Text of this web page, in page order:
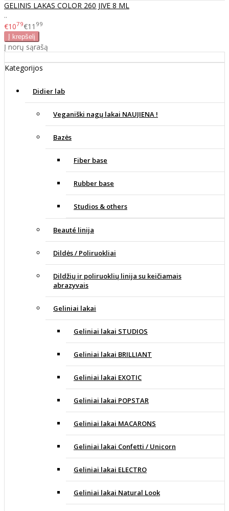
GELINIS LAKAS COLOR 260 JIVE 8 ML
..
€1079€11 99
Į norų sąrašą
Kategorijos
Didier lab
Veganiški nagų lakai NAUJIENA !
Bazės
Fiber base
Rubber base
Studios & others
Beauté linija
Dildės / Poliruokliai
Dildžių ir poliruoklių linija su keičiamais
abrazyvais
Geliniai lakai
Geliniai lakai STUDIOS
Geliniai lakai BRILLIANT
Geliniai lakai EXOTIC
Geliniai lakai POPSTAR
Geliniai lakai MACARONS
Geliniai lakai Confetti / Unicorn
Geliniai lakai ELECTRO
Geliniai lakai Natural Look